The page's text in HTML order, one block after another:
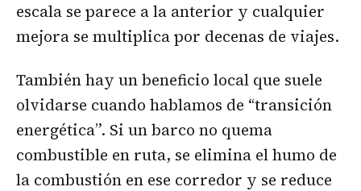
escala se parece a la anterior y cualquier
mejora se multiplica por decenas de viajes.
También hay un beneficio local que suele
olvidarse cuando hablamos de “transición
energética”. Si un barco no quema
combustible en ruta, se elimina el humo de
la combustión en ese corredor y se reduce